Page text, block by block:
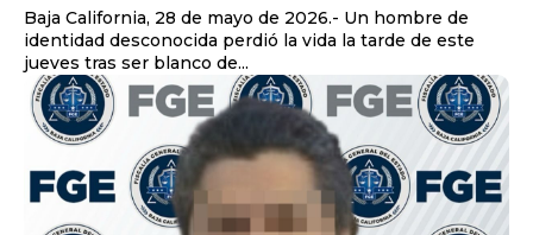
Baja California, 28 de mayo de 2026.- Un hombre de
identidad desconocida perdió la vida la tarde de este
jueves tras ser blanco de...